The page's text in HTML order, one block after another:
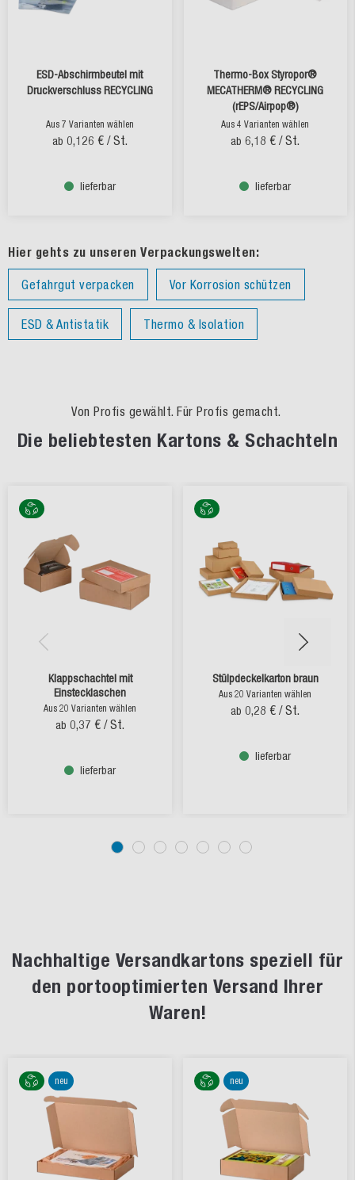
ESD-Abschirmbeutel mit
Druckverschluss RECYCLING
Aus 7 Varianten wählen
ab 0,126 € / St.
lieferbar
Thermo-Box Styropor®
MECATHERM® RECYCLING
(rEPS/Airpop®)
Aus 4 Varianten wählen
ab 6,18 € / St.
lieferbar
Hier gehts zu unseren Verpackungswelten:
Gefahrgut verpacken Vor Korrosion schützen
ESD & Antistatik Thermo & Isolation
Von Profis gewählt. Für Profis gemacht.
Die beliebtesten Kartons & Schachteln
Klappschachtel mit
Einstecklaschen
Aus 20 Varianten wählen
ab 0,37 € / St.
lieferbar
Stülpdeckelkarton braun
Aus 20 Varianten wählen
ab 0,28 € / St.
lieferbar
Nachhaltige Versandkartons speziell für
den portooptimierten Versand Ihrer
Waren!
neu neu